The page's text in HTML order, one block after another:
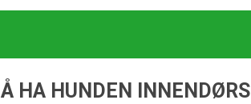
Å HA HUNDEN INNENDØRS